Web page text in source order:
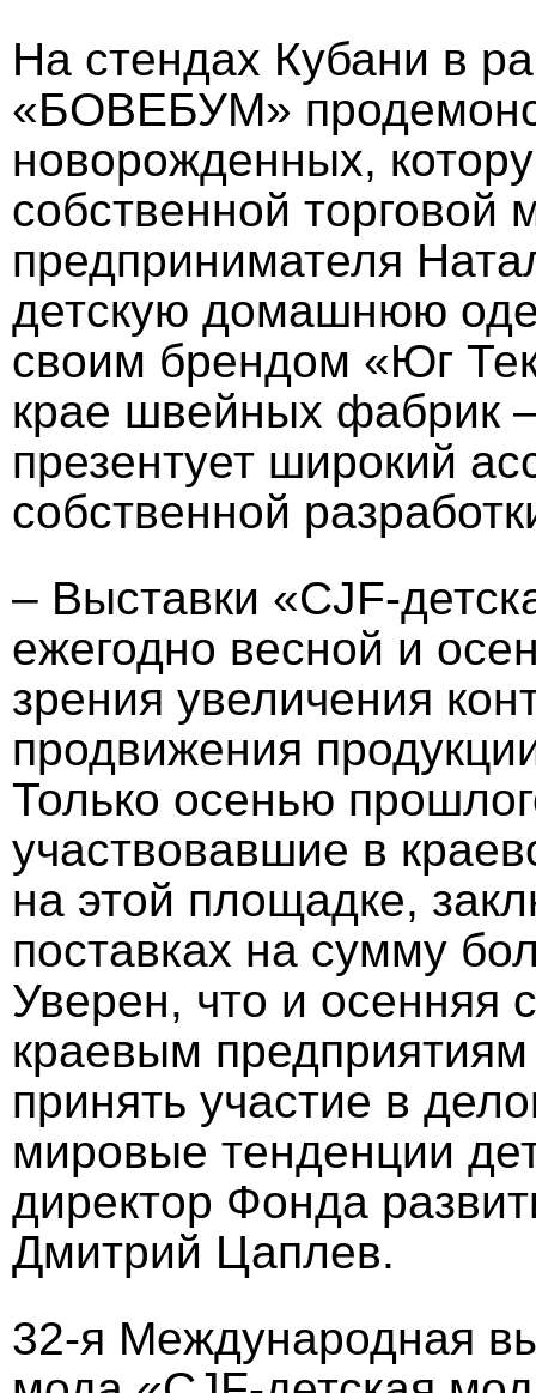
На стендах Кубани в
«БОВЕБУМ»
новорожденных,
собственной
предпринимателя
детскую домашнюю
своим брендом «Юг
крае швейных фабрик
презентует широкий
собственной
– Выставки «CJF-
ежегодно весной и
зрения увеличения
продвижения
Только осенью
участвовавшие в
на этой площадке,
поставках на сумму
Уверен, что и осенняя
краевым
принять участие в
мировые тенденции
директор Фонда
Дмитрий Цаплев.
32-я Международная